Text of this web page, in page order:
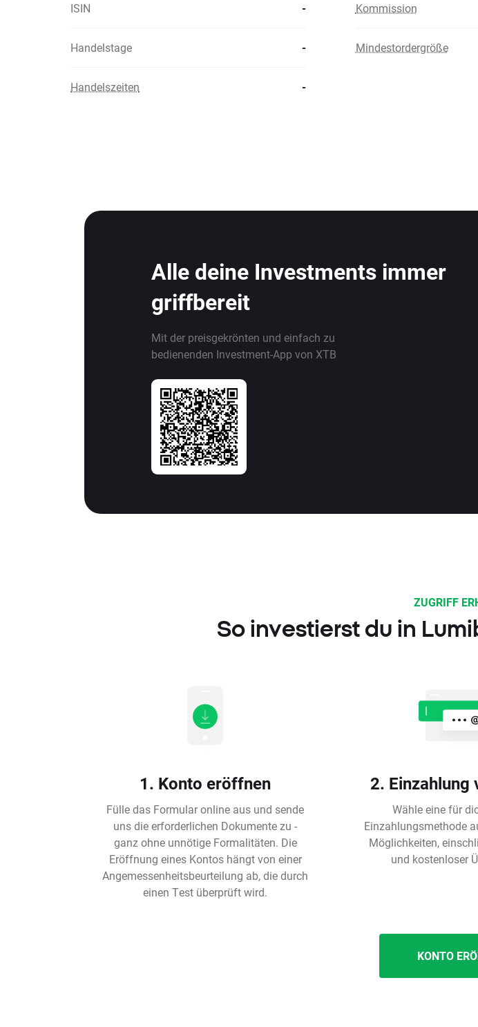
ISIN - Kommission
Handelstage - Mindestordergröße
Handelszeiten -
Alle deine Investments immer
griffbereit
Mit der preisgekrönten und einfach zu
bedienenden Investment-App von XTB
ZUGRIFF
So investierst du in
1. Konto eröffnen
Fülle das Formular online aus und sende
uns die erforderlichen Dokumente zu -
ganz ohne unnötige Formalitäten. Die
Eröffnung eines Kontos hängt von einer
Angemessenheitsbeurteilung ab, die durch
einen Test überprüft wird.
2. Einzahlung
Wähle eine für
Einzahlungsmethode
Möglichkeiten,
und kostenloser
KONTO